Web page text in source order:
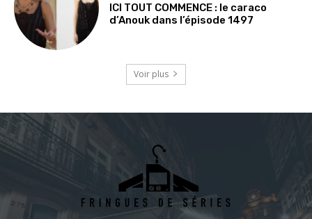
ICI TOUT COMMENCE : le caraco
d’Anouk dans l’épisode 1497
Voir plus